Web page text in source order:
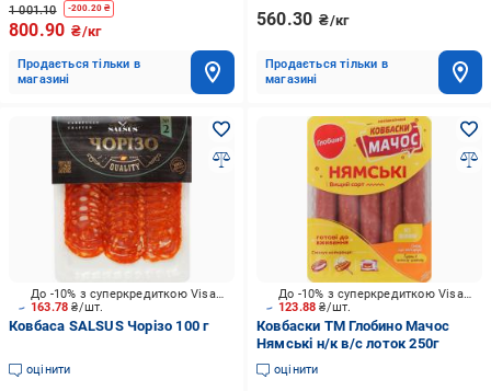
1 001.10 -200.20 ₴
800.90 ₴/кг
Продається тільки в
магазині
560.30 ₴/кг
Продається тільки в
магазині
163.78₴/шт.
До -10% з суперкредиткою Visa Вигода
Ковбаса SALSUS Чорізо 100 г
оцінити
123.88₴/шт.
До -10% з суперкредиткою Visa Вигода
Ковбаски ТМ Глобино Мачос
Нямські н/к в/с лоток 250г
оцінити